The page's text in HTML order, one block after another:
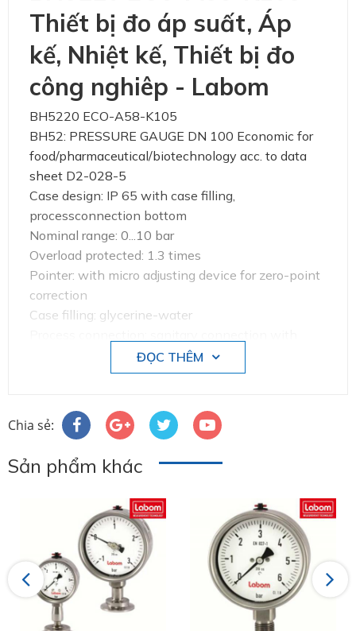
Thiết bị đo áp suất, Áp
kế, Nhiệt kế, Thiết bị đo
công nghiêp - Labom
BH5220 ECO-A58-K105
BH52: PRESSURE GAUGE DN 100 Economic for
food/pharmaceutical/biotechnology acc. to data
sheet D2-028-5
Case design: IP 65 with case filling,
processconnection bottom
Nominal range: 0...10 bar
Overload protected: 1.3 times
Pointer: with micro adjusting device for zero-point
correction
Case filling: glycerine-water
union nut per DIN 11851,DN 50 material stainless
steel mat.-no. 1.4404/1.4435 (316L)system filling:
operating temperature range 0...+140°
#BH5220 ECO-A58-K105 #labom
#donghodoapsuat #apsuatke #thietbicongnghiep
#vait #vieta #BOURDONTUBEPRESSUREGAUGE
ĐỌC THÊM
Chia sẻ:
Sản phẩm khác
Previous Next